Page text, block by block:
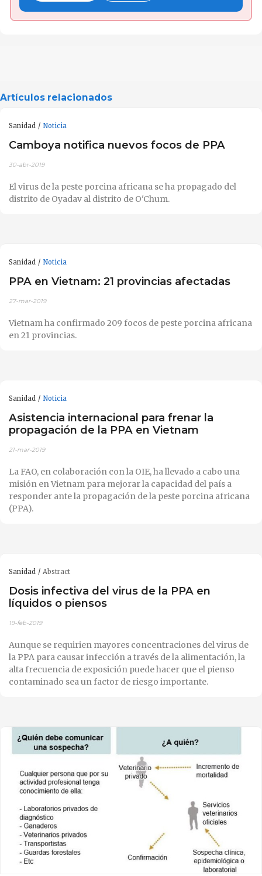
Artículos relacionados
Sanidad Noticia
Camboya notifica nuevos focos de PPA
30-abr-2019
El virus de la peste porcina africana se ha propagado del
distrito de Oyadav al distrito de O'Chum.
Sanidad Noticia
PPA en Vietnam: 21 provincias afectadas
27-mar-2019
Vietnam ha confirmado 209 focos de peste porcina africana
en 21 provincias.
Sanidad Noticia
Asistencia internacional para frenar la
propagación de la PPA en Vietnam
21-mar-2019
La FAO, en colaboración con la OIE, ha llevado a cabo una
misión en Vietnam para mejorar la capacidad del país a
responder ante la propagación de la peste porcina africana
(PPA).
Sanidad Abstract
Dosis infectiva del virus de la PPA en
líquidos o piensos
19-feb-2019
Aunque se requirien mayores concentraciones del virus de
la PPA para causar infección a través de la alimentación, la
alta frecuencia de exposición puede hacer que el pienso
contaminado sea un factor de riesgo importante.